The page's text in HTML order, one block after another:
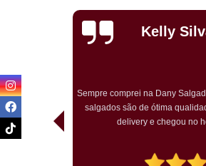
os
o
Pedimos para um chá de bebê
bem embalado. Salgados
temático muito bem